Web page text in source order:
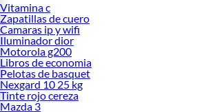
Vitamina c
Zapatillas de cuero
Camaras ip y wifi
Iluminador dior
Motorola g200
Libros de economia
Pelotas de basquet
Nexgard 10 25 kg
Tinte rojo cereza
Mazda 3